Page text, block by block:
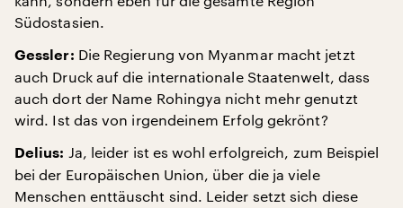
Südostasien.
Gessler: Die Regierung von Myanmar macht jetzt
auch Druck auf die internationale Staatenwelt, dass
auch dort der Name Rohingya nicht mehr genutzt
wird. Ist das von irgendeinem Erfolg gekrönt?
Delius: Ja, leider ist es wohl erfolgreich, zum Beispiel
bei der Europäischen Union, über die ja viele
Menschen enttäuscht sind. Leider setzt sich diese